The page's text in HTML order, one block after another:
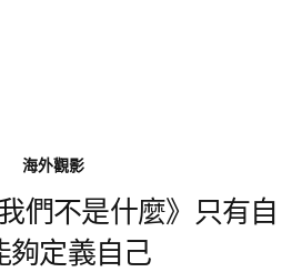
海外觀影
們不是什麼》只有自
夠定義自己